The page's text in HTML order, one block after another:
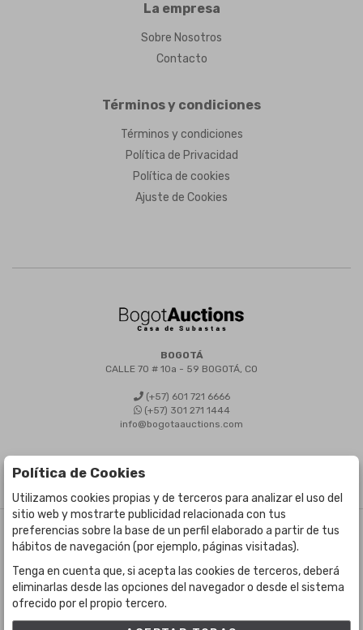
La empresa
Sobre Nosotros
Contacto
Términos y condiciones
Términos y condiciones
Política de Privacidad
Política de cookies
Ajuste de Cookies
BOGOTÁ
CALLE 70 # 10a - 59 BOGOTÁ, CO
(+57) 601 721 6666
(+57) 301 271 1444
info@bogotaauctions.com
©Bogota Auctions- Todos los derechos reservados
Desarrollado por Labelgrup Networks.
Política de Cookies
Utilizamos cookies propias y de terceros para analizar el uso del
sitio web y mostrarte publicidad relacionada con tus
preferencias sobre la base de un perfil elaborado a partir de tus
hábitos de navegación (por ejemplo, páginas visitadas).
Tenga en cuenta que, si acepta las cookies de terceros, deberá
eliminarlas desde las opciones del navegador o desde el sistema
ofrecido por el propio tercero.